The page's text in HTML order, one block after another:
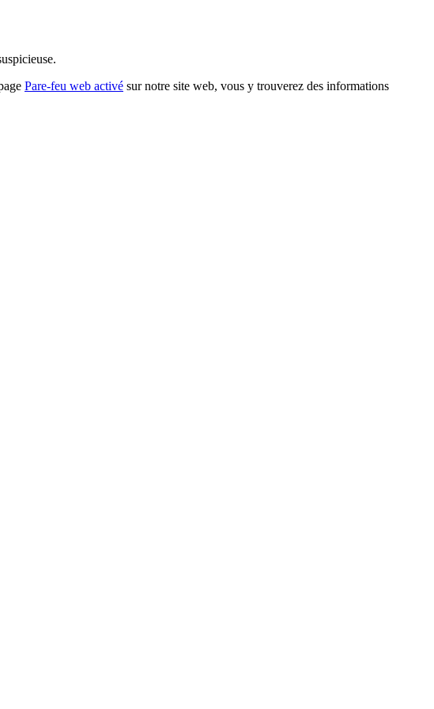
Pare-feu web activé sur notre site web, vous y trouverez des informations